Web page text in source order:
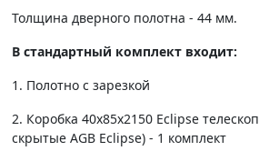
Толщина дверного полотна - 44 мм.
В стандартный комплект входит:
1. Полотно c зарезкой
2. Коробка 40х85х2150 Eclipse
скрытые AGB Eclipse) - 1 комплект